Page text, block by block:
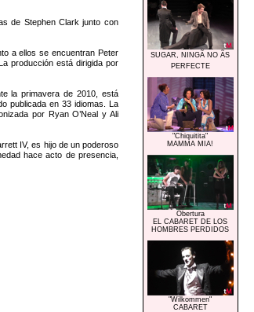
de Stephen Clark junto con
a ellos se encuentran Peter
producción está dirigida por
la primavera de 2010, está
publicada en 33 idiomas. La
por Ryan O’Neal y Ali
IV, es hijo de un poderoso
hace acto de presencia,
SUGAR, NINGÃ NO ÃS
PERFECTE
"Chiquitita"
MAMMA MIA!
Obertura
EL CABARET DE LOS
HOMBRES PERDIDOS
"Wilkommen"
CABARET